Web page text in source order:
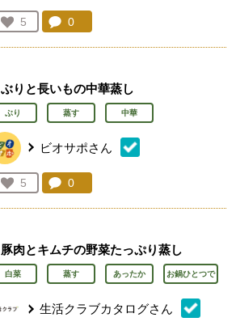
お気に入り登録：
5
人が登録
コメント：
0
ぶりと長いもの中華蒸し
ぶり 蒸す 中華
ビオサポさん
お気に入り登録：
5
人が登録
コメント：
0
豚肉とキムチの野菜たっぷり蒸し
白菜 蒸す あったか お鍋ひとつで
生活クラブカタログさん